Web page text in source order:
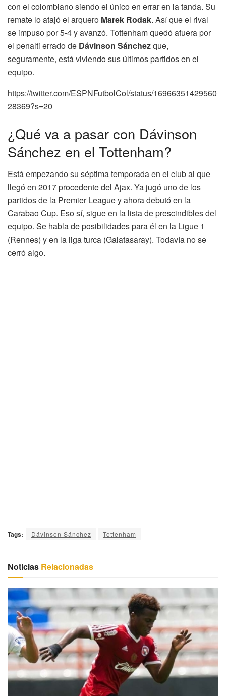
con el colombiano siendo el único en errar en la tanda. Su
remate lo atajó el arquero Marek Rodak. Así que el rival
se impuso por 5-4 y avanzó. Tottenham quedó afuera por
el penalti errado de Dávinson Sánchezque,
seguramente, está viviendo sus últimos partidos en el
equipo.
https://twitter.com/ESPNFutbolCol/status/16966351429560
28369?s=20
¿Qué va a pasar con Dávinson
Sánchez en el Tottenham?
Está empezando su séptima temporada en el club al que
llegó en 2017 procedente del Ajax. Ya jugó uno de los
partidos de la Premier League y ahora debutó en la
Carabao Cup. Eso sí, sigue en la lista de prescindibles del
equipo. Se habla de posibilidades para él en la Ligue 1
(Rennes) y en la liga turca (Galatasaray). Todavía no se
cerró algo.
Tags: Dávinson Sánchez Tottenham
Noticias Relacionadas